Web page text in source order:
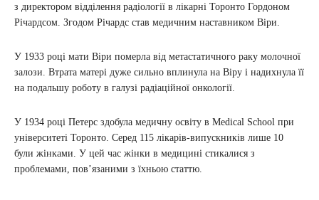
з директором відділення радіології в лікарні Торонто Гордоном
Річардсом. Згодом Річардс став медичним наставником Віри.
У 1933 році мати Віри померла від метастатичного раку молочної
залози. Втрата матері дуже сильно вплинула на Віру і надихнула її
на подальшу роботу в галузі радіаційної онкології.
У 1934 році Петерс здобула медичну освіту в Medical School при
університеті Торонто. Серед 115 лікарів-випускників лише 10
були жінками. У цей час жінки в медицині стикалися з
проблемами, пов’язаними з їхньою статтю.